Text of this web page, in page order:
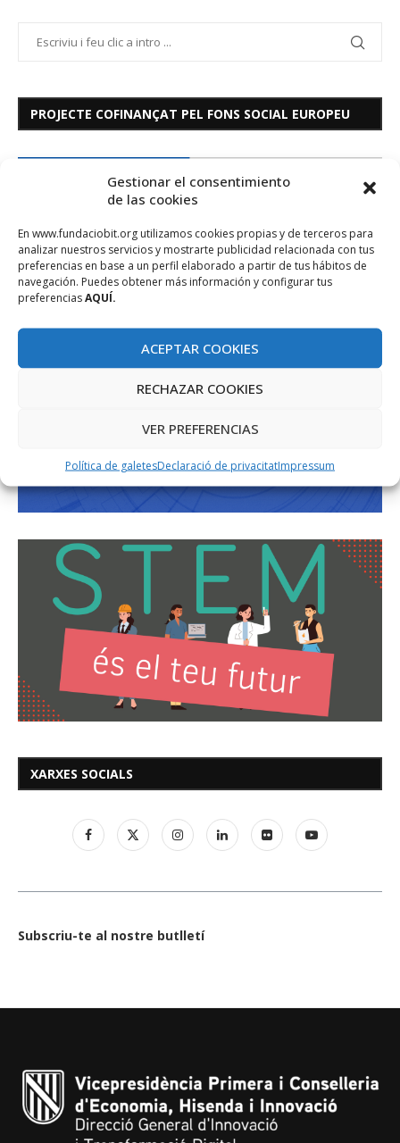
Gestionar el consentimiento
de las cookies
En www.fundaciobit.org utilizamos cookies propias y de terceros para
analizar nuestros servicios y mostrarte publicidad relacionada con tus
preferencias en base a un perfil elaborado a partir de tus hábitos de
navegación. Puedes obtener más información y configurar tus
preferenciasAQUÍ.
ACEPTAR COOKIES
RECHAZAR COOKIES
VER PREFERENCIAS
Política de galetesDeclaració de privacitatImpressum
PROJECTE COFINANÇAT PEL FONS SOCIAL EUROPEU
XARXES SOCIALS
Subscriu-te al nostre butlletí